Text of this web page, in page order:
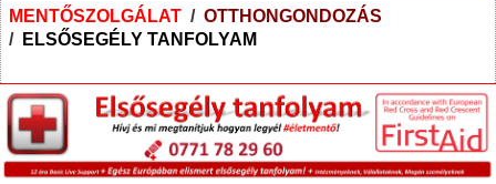
MENTŐSZOLGÁLAT / OTTHONGONDOZÁS
/ ELSŐSEGÉLY TANFOLYAM